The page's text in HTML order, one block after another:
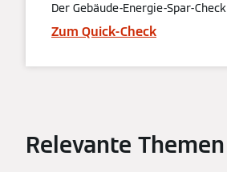
Der Gebäude-Energie-Spar-Check
Zum Quick-Check
Relevante Themen